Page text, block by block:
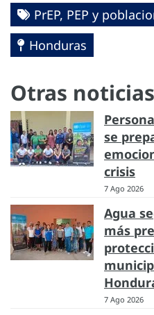
PrEP, PEP y
Honduras
Otras noticias
se
crisis
7 Ago 2026
Agua
más
7 Ago 2026